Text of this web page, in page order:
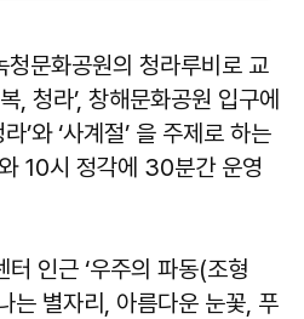
청문화공원의 청라루비로 교
, 청라’, 창해문화공원 입구에
’와 ‘사계절’ 을 주제로 하는
10시 정각에 30분간 운영
인근 ‘우주의 파동(조형
는 별자리, 아름다운 눈꽃, 푸